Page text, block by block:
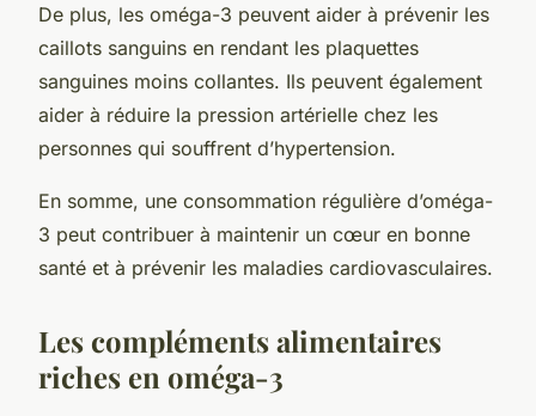
De plus, les oméga-3 peuvent aider à prévenir les
caillots sanguins en rendant les plaquettes
sanguines moins collantes. Ils peuvent également
aider à réduire la pression artérielle chez les
personnes qui souffrent d’hypertension.
En somme, une consommation régulière d’oméga-
3 peut contribuer à maintenir un cœur en bonne
santé et à prévenir les maladies cardiovasculaires.
Les compléments alimentaires
riches en oméga-3